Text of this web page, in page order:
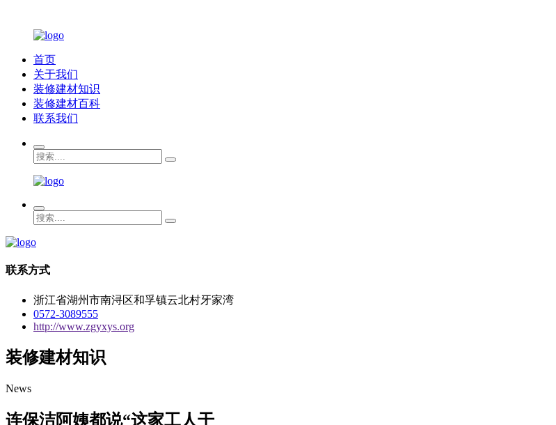
首页
关于我们
装修建材知识
装修建材百科
联系我们
联系方式
浙江省湖州市南浔区和孚镇云北村牙家湾
0572-3089555
http://www.zgyxys.org
装修建材知识
News
连保洁阿姨都说“这家工人干